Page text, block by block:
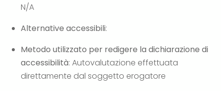
N/A
Alternative accessibili:
Metodo utilizzato per redigere la dichiarazione di
accessibilità: Autovalutazione effettuata
direttamente dal soggetto erogatore